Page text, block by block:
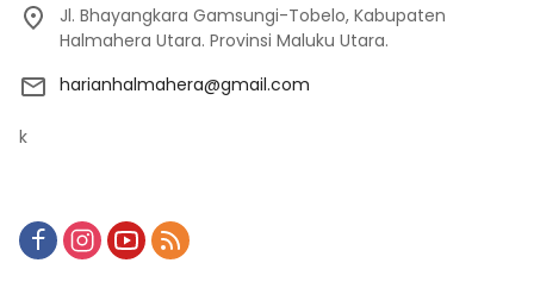
Jl. Bhayangkara Gamsungi-Tobelo, Kabupaten
Halmahera Utara. Provinsi Maluku Utara.
harianhalmahera@gmail.com
k